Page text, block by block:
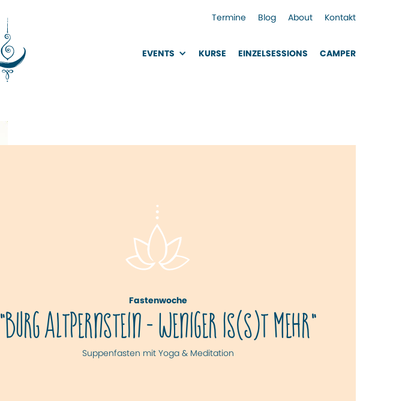
Termine Blog About Kontakt
EVENTS KURSE EINZELSESSIONS CAMPER
Fastenwoche
"BURG ALTPERNSTEIN - WENIGER IS(S)T MEHR"
Suppenfasten mit Yoga & Meditation